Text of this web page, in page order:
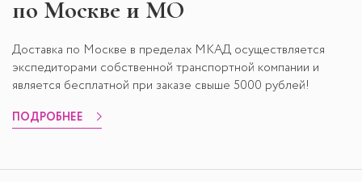
по Москве и МО
Доставка по Москве в пределах МКАД осуществляется
экспедиторами собственной транспортной компании и
является бесплатной при заказе свыше 5000 рублей!
ПОДРОБНЕЕ